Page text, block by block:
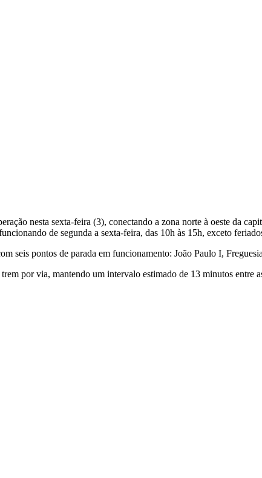
nesta sexta-feira (3), conectando a zona norte à oeste da
de segunda a sexta-feira, das 10h às 15h, exceto
seis pontos de parada em funcionamento: João Paulo I,
por via, mantendo um intervalo estimado de 13 minutos entre